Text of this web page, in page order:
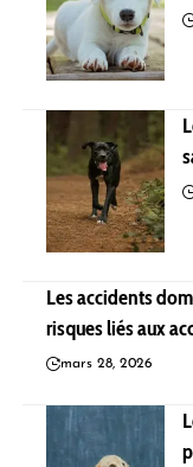
Les accidents
risques liés aux
mars 28, 2026